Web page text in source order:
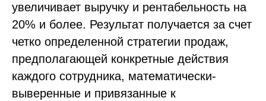
увеличивает выручку и рентабельность на
20% и более. Результат получается за счет
четко определенной стратегии продаж,
предполагающей конкретные действия
каждого сотрудника, математически-
выверенные и привязанные к